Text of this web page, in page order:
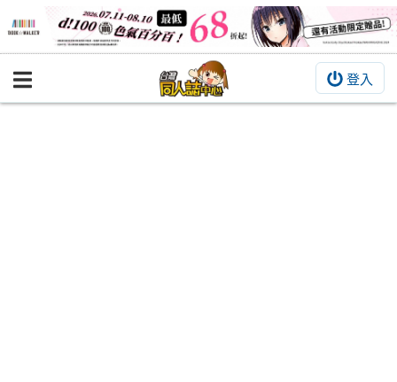
登入
BOOKY書集倉庫